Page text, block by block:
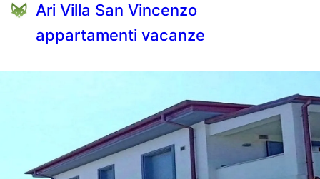
Ari Villa San Vincenzo
appartamenti vacanze